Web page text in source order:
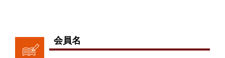
会員名